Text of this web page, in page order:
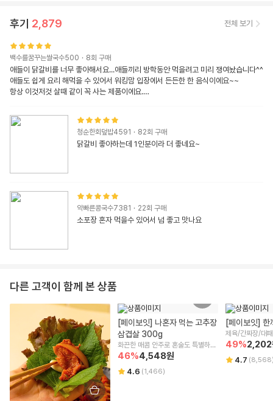
후기 2,879 전체 보기
백수를꿈꾸는쌀국수500 · 8회 구매
애들이 닭갈비를 너무 좋아해서요...애들끼리 방학동안 먹을려고 미리 쟁여놨습니다^^
애들도 쉽게 요리 해먹을 수 있어서 워킹맘 입장에서 든든한 한 음식이에요~~
항상 이것저것 살때 같이 꼭 사는 제품이에요.
솔직히 남는게 없지만요..
다른건 야채가 섞여있는데 고기만 듬뿍 너무 좋앙ᆢㄷ
청순한회덮밥4591 · 82회 구매
닭갈비 좋아하는데 1인분이라 더 좋네요~
약빠른콩국수7381 · 22회 구매
소포장 혼자 먹을수 있어서 넘 좋고 맛나요
다른 고객이 함께 본 상품
[페이보잇] 나혼자 먹는 고추장
삼겹살 300g
화끈한 매콤 안주로 혼술도 특별하
게!
46%4,548원
4.6 (1,466)
[페이보잇] 한
제육/간짜장/대
치/치즈불닭
49%2,202
4.7 (8,568